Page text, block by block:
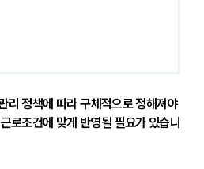
리 정책에 따라 구체적으로 정해져야
로조건에 맞게 반영될 필요가 있습니